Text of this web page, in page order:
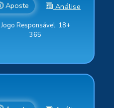
Aposte Análise
Jogo Responsável, 18+
365